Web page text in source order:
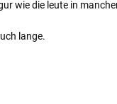
wie die leute in
lange.